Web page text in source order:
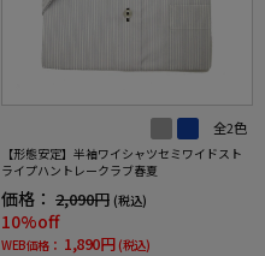
全2色
【形態安定】半袖ワイシャツセミワイドスト
ライプハントレークラブ春夏
価格： 2,090円 (税込)
10%off
WEB価格： 1,890円 (税込)